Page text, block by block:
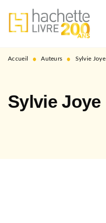
MENU RECHERCHE
PIED DE PAGE
Accueil • Auteurs • Sylvie Joye
Sylvie Joye